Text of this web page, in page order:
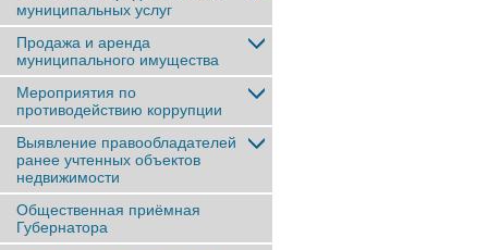
муниципальных услуг
Продажа и аренда
муниципального имущества
Мероприятия по
противодействию коррупции
Выявление правообладателей
ранее учтенныx объектов
недвижимости
Общественная приёмная
Губернатора